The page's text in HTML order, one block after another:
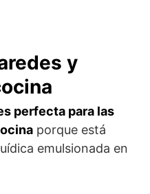
y
perfecta para las
porque está
emulsionada en